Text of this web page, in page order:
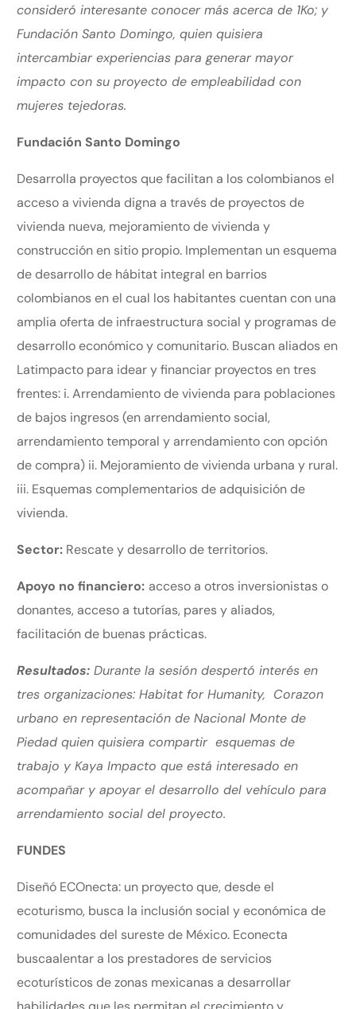
consideró interesante conocer más acerca de 1Ko; y
Fundación Santo Domingo, quien quisiera
intercambiar experiencias para generar mayor
impacto con su proyecto de empleabilidad con
mujeres tejedoras.
Fundación Santo Domingo
Desarrolla proyectos que facilitan a los colombianos el
acceso a vivienda digna a través de proyectos de
vivienda nueva, mejoramiento de vivienda y
construcción en sitio propio. Implementan un esquema
de desarrollo de hábitat integral en barrios
colombianos en el cual los habitantes cuentan con una
amplia oferta de infraestructura social y programas de
desarrollo económico y comunitario. Buscan aliados en
Latimpacto para idear y financiar proyectos en tres
frentes: i. Arrendamiento de vivienda para poblaciones
de bajos ingresos (en arrendamiento social,
arrendamiento temporal y arrendamiento con opción
de compra) ii. Mejoramiento de vivienda urbana y rural.
iii. Esquemas complementarios de adquisición de
vivienda.
Sector: Rescate y desarrollo de territorios.
Apoyo no financiero: acceso a otros inversionistas o
donantes, acceso a tutorías, pares y aliados,
facilitación de buenas prácticas.
Resultados: Durante la sesión despertó interés en
tres organizaciones: Habitat for Humanity, Corazon
urbano en representación de Nacional Monte de
Piedad quien quisiera compartir esquemas de
trabajo y Kaya Impacto que está interesado en
acompañar y apoyar el desarrollo del vehículo para
arrendamiento social del proyecto.
FUNDES
Diseñó ECOnecta: un proyecto que, desde el
ecoturismo, busca la inclusión social y económica de
comunidades del sureste de México. Econecta
buscaalentar a los prestadores de servicios
ecoturísticos de zonas mexicanas a desarrollar